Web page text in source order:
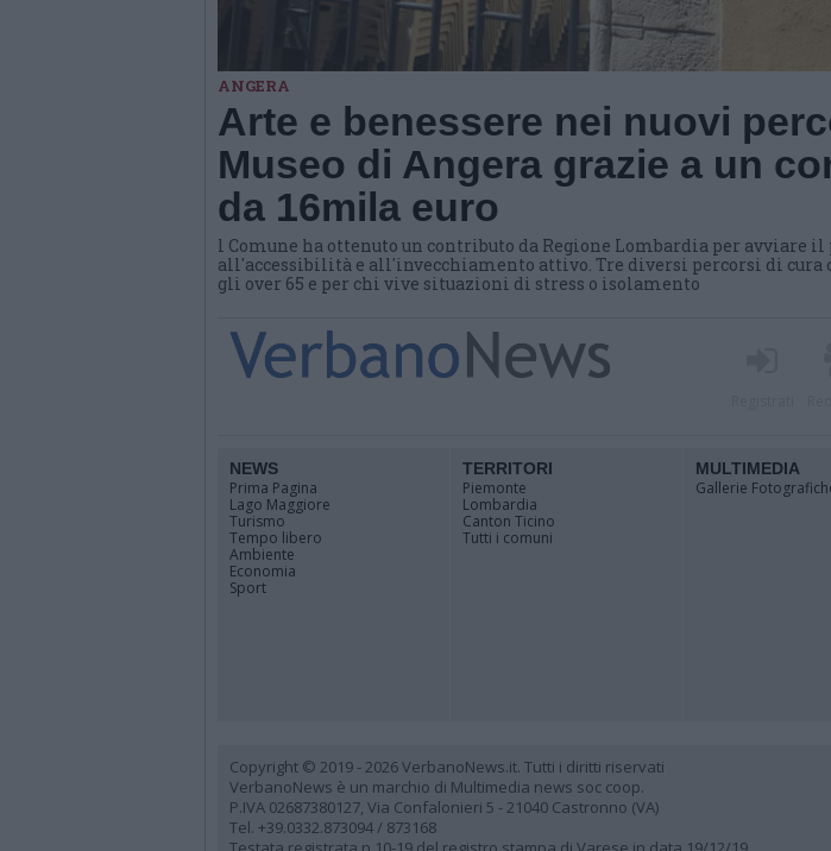
ANGERA
Arte e benessere nei nuovi
Museo di Angera grazie a un
da 16mila euro
l Comune ha ottenuto un contributo da Regione Lombardia per avviare il
all'accessibilità e all'invecchiamento attivo. Tre diversi percorsi di cura
gli over 65 e per chi vive situazioni di stress o isolamento
NEWS
Prima Pagina
Lago Maggiore
Turismo
Tempo libero
Ambiente
Economia
Sport
TERRITORI
Piemonte
Lombardia
Canton Ticino
Tutti i comuni
MULTIMEDIA
Gallerie
Copyright © 2019 - 2026 VerbanoNews.it. Tutti i diritti riservati
VerbanoNews è un marchio di Multimedia news soc coop.
P.IVA 02687380127, Via Confalonieri 5 - 21040 Castronno (VA)
Tel. +39.0332.873094 / 873168